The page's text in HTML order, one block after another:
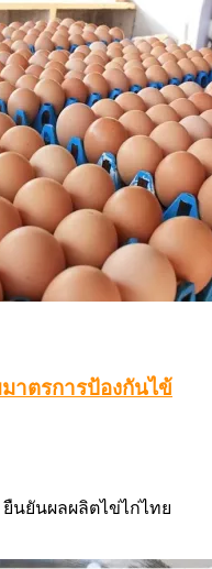
าตรการป้องกันไข้
นยันผลผลิตไข่ไก่ไทย